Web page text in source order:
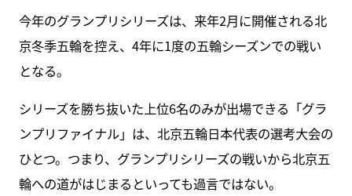
今年のグランプリシリーズは、来年2月に開催される北
京冬季五輪を控え、4年に1度の五輪シーズンでの戦い
となる。
シリーズを勝ち抜いた上位6名のみが出場できる「グラ
ンプリファイナル」は、北京五輪日本代表の選考大会の
ひとつ。つまり、グランプリシリーズの戦いから北京五
輪への道がはじまるといっても過言ではない。